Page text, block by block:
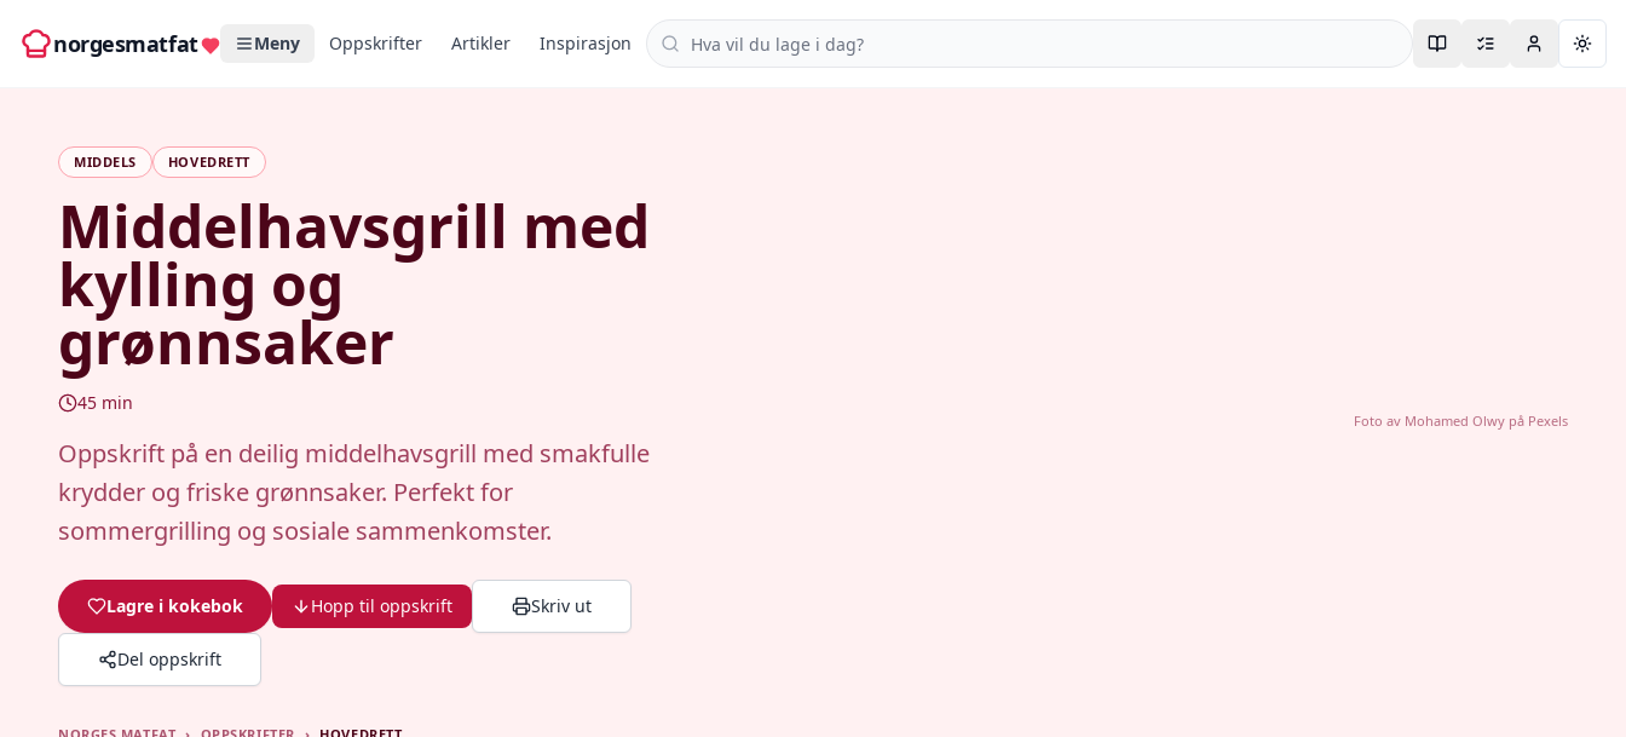
norgesmatfat Meny Oppskrifter Artikler Inspirasjon Søk i oppskrifter
MIDDELS HOVEDRETT
Middelhavsgrill med
kylling og
grønnsaker
45 min
Oppskrift på en deilig middelhavsgrill med smakfulle
krydder og friske grønnsaker. Perfekt for
sommergrilling og sosiale sammenkomster.
Lagre i kokebok Hopp til oppskrift Skriv ut
Del oppskrift
Foto av Mohamed Olwypå Pexels